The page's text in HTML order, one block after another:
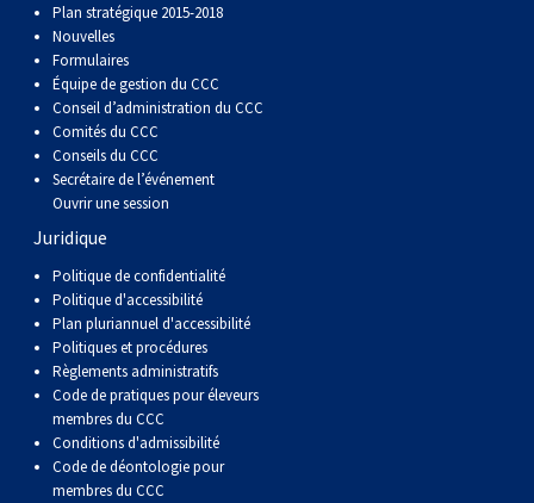
Plan stratégique 2015-2018
Nouvelles
Formulaires
Équipe de gestion du CCC
Conseil d’administration du CCC
Comités du CCC
Conseils du CCC
Secrétaire de l’événement
Ouvrir une session
Juridique
Politique de confidentialité
Politique d'accessibilité
Plan pluriannuel d'accessibilité
Politiques et procédures
Règlements administratifs
Code de pratiques pour éleveurs
membres du CCC
Conditions d'admissibilité
Code de déontologie pour
membres du CCC